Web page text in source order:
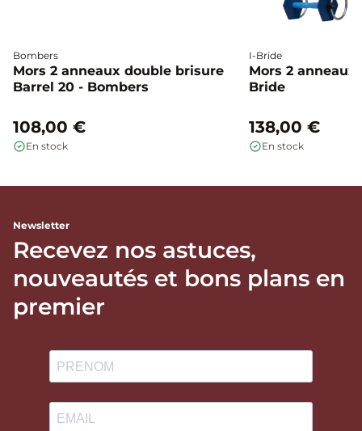
Bombers
Mors 2 anneaux double brisure
Barrel 20 - Bombers
108,00 €
En stock
I-Bride
Mors 2
Bride
138,00 €
En stock
Newsletter
Recevez nos astuces,
nouveautés et bons plans en
premier